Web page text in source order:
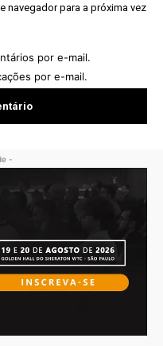
navegador para a próxima vez
por e-mail.
por e-mail.
-